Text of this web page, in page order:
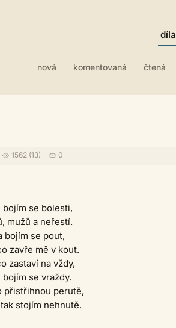
díla
nová komentovaná čtená
1562 (13) 0
bojím se bolesti,
mužů a neřestí.
bojím se pout,
zavře mě v kout.
zastaví na vždy,
se vraždy.
přistřihnou perutě,
stojím nehnutě.